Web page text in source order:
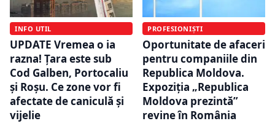
INFO UTIL
UPDATE Vremea o ia
razna! Țara este sub
Cod Galben, Portocaliu
și Roșu. Ce zone vor fi
afectate de caniculă și
vijelie
PROFESIONIȘTI
Oportunitate de afaceri
pentru companiile din
Republica Moldova.
Expoziția „Republica
Moldova prezintă”
revine în România